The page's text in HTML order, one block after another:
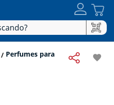
Perfumes para
favorite